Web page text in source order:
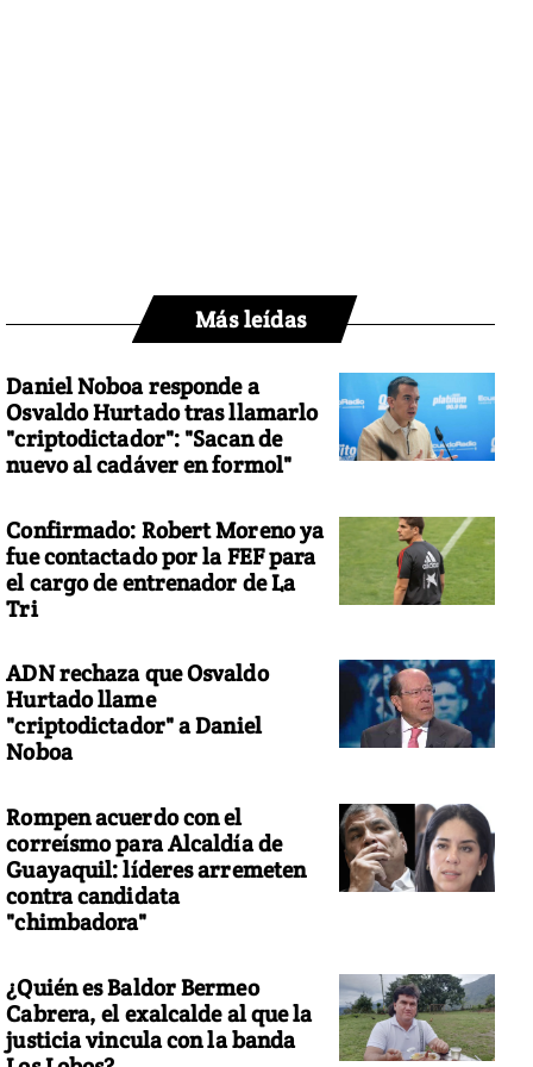
Más leídas
Daniel Noboa responde a
Osvaldo Hurtado tras llamarlo
"criptodictador": "Sacan de
nuevo al cadáver en formol"
Confirmado: Robert Moreno ya
fue contactado por la FEF para
el cargo de entrenador de La
Tri
ADN rechaza que Osvaldo
Hurtado llame
"criptodictador" a Daniel
Noboa
Rompen acuerdo con el
correísmo para Alcaldía de
Guayaquil: líderes arremeten
contra candidata
"chimbadora"
¿Quién es Baldor Bermeo
Cabrera, el exalcalde al que la
justicia vincula con la banda